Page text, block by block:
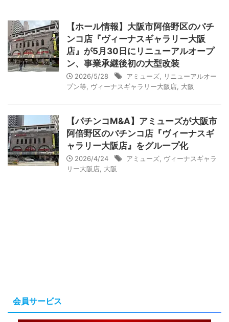
【ホール情報】大阪市阿倍野区のパチ
ンコ店『ヴィーナスギャラリー大阪
店』が5月30日にリニューアルオープ
ン、事業承継後初の大型改装
2026/5/28 アミューズ
リニューアルオー
プン等 ヴィーナスギャラリー大阪店 大阪
【パチンコM&A】アミューズが大阪市
阿倍野区のパチンコ店『ヴィーナスギ
ャラリー大阪店』をグループ化
2026/4/24 アミューズ ヴィーナスギャラ
リー大阪店 大阪
会員サービス